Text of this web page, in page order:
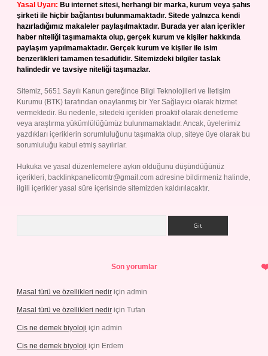
Yasal Uyarı: Bu internet sitesi, herhangi bir marka, kurum veya şahıs
şirketi ile hiçbir bağlantısı bulunmamaktadır. Sitede yalnızca kendi
hazırladığımız makaleler paylaşılmaktadır. Burada yer alan içerikler
haber niteliği taşımamakta olup, gerçek kurum ve kişiler hakkında
paylaşım yapılmamaktadır. Gerçek kurum ve kişiler ile isim
benzerlikleri tamamen tesadüfidir. Sitemizdeki bilgiler taslak
halindedir ve tavsiye niteliği taşımazlar.
Sitemiz, 5651 Sayılı Kanun gereğince Bilgi Teknolojileri ve İletişim
Kurumu (BTK) tarafından onaylanmış bir Yer Sağlayıcı olarak hizmet
vermektedir. Bu nedenle, sitedeki içerikleri proaktif olarak denetleme
veya araştırma yükümlülüğümüz bulunmamaktadır. Ancak, üyelerimiz
yazdıkları içeriklerin sorumluluğunu taşımakta olup, siteye üye olarak bu
sorumluluğu kabul etmiş sayılırlar.
Hukuka ve yasal düzenlemelere aykırı olduğunu düşündüğünüz
içerikleri, backlinkpanelicomtr@gmail.com adresine bildirmeniz halinde,
ilgili içerikler yasal süre içerisinde sitemizden kaldırılacaktır.
Son yorumlar
Masal türü ve özellikleri nedir için admin
Masal türü ve özellikleri nedir için Tufan
Cis ne demek biyoloji için admin
Cis ne demek biyoloji için Erdem